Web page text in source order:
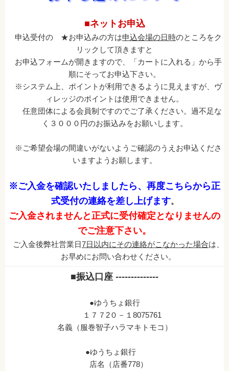
■ネットお申込
申込受付の ★お申込みの方は申込会場の日時のところをク
リックして頂きますと
お申込フォームが開きますので、「カートに入れる」から手
順にそってお申込下さい。
※システム上、ポイントが利用できるように見えますが、ヴ
ィレッジのポイントは使用できません。
任意団体による会員制ですのでご了承ください。過不足な
く３０００円のお振込みをお願いします。
※ご希望会場の間違いがないようご確認のうえお申込くださ
いますようお願します。
※ご入金を確認いたしましたら、再度こちらから正
式受付の連絡を差し上げます。
ご入金されませんと正式に受付確定となりませんの
でご注意下さい。
ご入金後弊社営業日7日以内にその連絡がこなかった場合は、
お早めにお問い合わせください。
■振込口座 --------------
●ゆうちょ銀行
１７７2０－１8075761
名義（服巻智子ハラマキトモコ）
●ゆうちょ銀行
店名（店番778）